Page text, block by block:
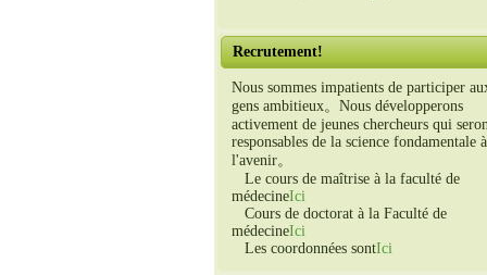
Recrutement!
Nous sommes impatients de participer
gens ambitieux。Nous développerons
activement de jeunes chercheurs qui
responsables de la science fondamentale à
l'avenir。
Le cours de maîtrise à la faculté de
médecineIci
Cours de doctorat à la Faculté de
médecineIci
Les coordonnées sontIci